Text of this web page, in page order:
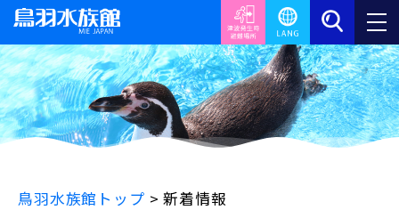
鳥羽水族館トップ >新着情報